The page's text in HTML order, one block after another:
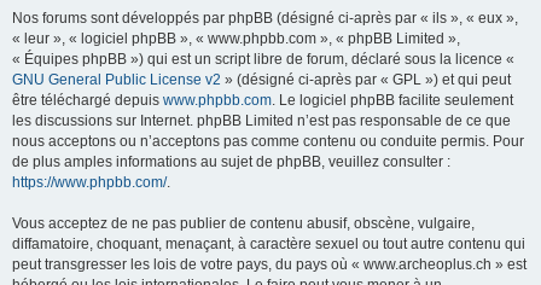
Nos forums sont développés par phpBB (désigné ci-après par « ils », « eux »,
« leur », « logiciel phpBB », « www.phpbb.com », « phpBB Limited »,
« Équipes phpBB ») qui est un script libre de forum, déclaré sous la licence «
GNU General Public License v2 » (désigné ci-après par « GPL ») et qui peut
être téléchargé depuis www.phpbb.com. Le logiciel phpBB facilite seulement
les discussions sur Internet. phpBB Limited n’est pas responsable de ce que
nous acceptons ou n’acceptons pas comme contenu ou conduite permis. Pour
de plus amples informations au sujet de phpBB, veuillez consulter :
https://www.phpbb.com/.
Vous acceptez de ne pas publier de contenu abusif, obscène, vulgaire,
diffamatoire, choquant, menaçant, à caractère sexuel ou tout autre contenu qui
peut transgresser les lois de votre pays, du pays où « www.archeoplus.ch » est